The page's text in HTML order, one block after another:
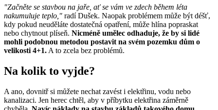
"Začněte se stavbou na jaře, ať se vám ve zdech během léta
nakumuluje teplo," radí Dušek. Naopak problémem může být déšť,
kdy pokud neuděláte dostatečná opatření, může hlína popraskat
nebo chytnout plíseň. Nicméně umělec odhaduje, že by si lidé
mohli podobnou metodou postavit na svém pozemku dům o
velikosti 4+1.A to zcela bez problémů.
Na kolik to vyjde?
A ano, dovnitř si můžete nechat zavést i elektřinu, vodu nebo
kanalizaci. Jen herec chtěl, aby v příbytku elektřina záměrně